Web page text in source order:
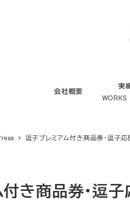
会社概要
実
WORKS
逗子プレミアム付き商品券・逗子
き商品券・逗